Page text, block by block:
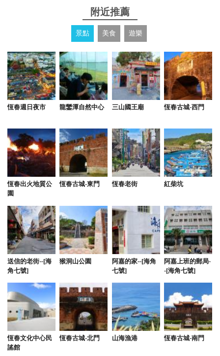
附近推薦
景點 美食 遊樂
恆春週日夜市 龍鑾潭自然中心 三山國王廟 恆春古城-西門
恆春出火地質公
園
恆春古城-東門 恆春老街 紅柴坑
送信的老街--[海
角七號]
猴洞山公園
阿嘉的家--[海角
七號]
阿嘉上班的郵局-
-[海角七號]
恆春文化中心民
謠館
恆春古城-北門 山海漁港 恆春古城-南門